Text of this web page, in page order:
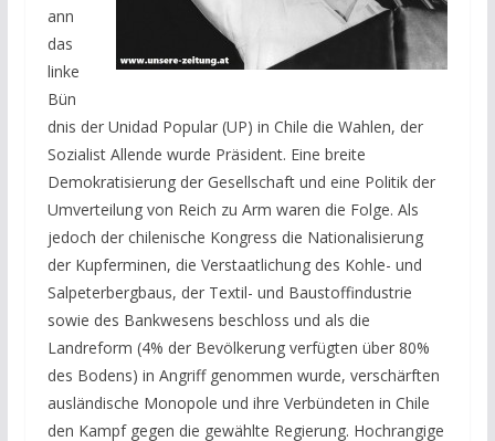
ann
das
linke
Bün
dnis der Unidad Popular (UP) in Chile die Wahlen, der
Sozialist Allende wurde Präsident. Eine breite
Demokratisierung der Gesellschaft und eine Politik der
Umverteilung von Reich zu Arm waren die Folge. Als
jedoch der chilenische Kongress die Nationalisierung
der Kupferminen, die Verstaatlichung des Kohle- und
Salpeterbergbaus, der Textil- und Baustoffindustrie
sowie des Bankwesens beschloss und als die
Landreform (4% der Bevölkerung verfügten über 80%
des Bodens) in Angriff genommen wurde, verschärften
ausländische Monopole und ihre Verbündeten in Chile
den Kampf gegen die gewählte Regierung. Hochrangige